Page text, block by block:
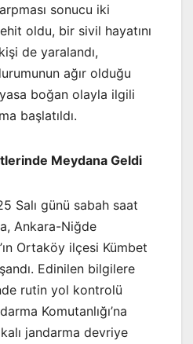
sonucu iki
oldu, bir sivil hayatını
de yaralandı,
ağır olduğu
boğan olayla ilgili
başlatıldı.
Meydana Geldi
Salı günü sabah saat
Ankara-Niğde
Ortaköy ilçesi Kümbet
Edinilen bilgilere
rutin yol kontrolü
Komutanlığı’na
jandarma devriye